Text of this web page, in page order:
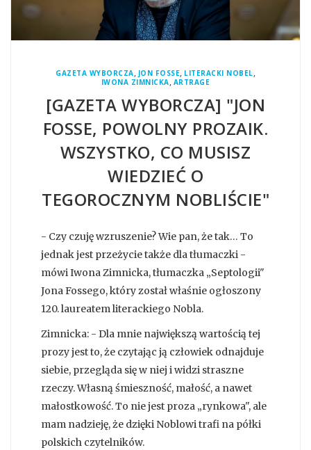
GAZETA WYBORCZA, JON FOSSE, LITERACKI NOBEL,
IWONA ZIMNICKA, ARTRAGE
[GAZETA WYBORCZA] "JON
FOSSE, POWOLNY PROZAIK.
WSZYSTKO, CO MUSISZ
WIEDZIEĆ O
TEGOROCZNYM NOBLIŚCIE"
- Czy czuję wzruszenie? Wie pan, że tak… To
jednak jest przeżycie także dla tłumaczki -
mówi Iwona Zimnicka, tłumaczka „Septologii"
Jona Fossego, który został właśnie ogłoszony
120. laureatem literackiego Nobla.
Zimnicka: - Dla mnie największą wartością tej
prozy jest to, że czytając ją człowiek odnajduje
siebie, przegląda się w niej i widzi straszne
rzeczy. Własną śmieszność, małość, a nawet
małostkowość. To nie jest proza „rynkowa", ale
mam nadzieję, że dzięki Noblowi trafi na półki
polskich czytelników.